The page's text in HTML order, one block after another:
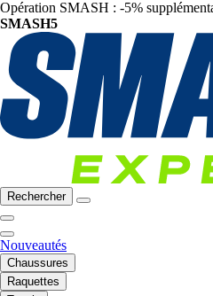
Opération SMASH : -5%
SMASH5
Rechercher
Nouveautés
Chaussures
Raquettes